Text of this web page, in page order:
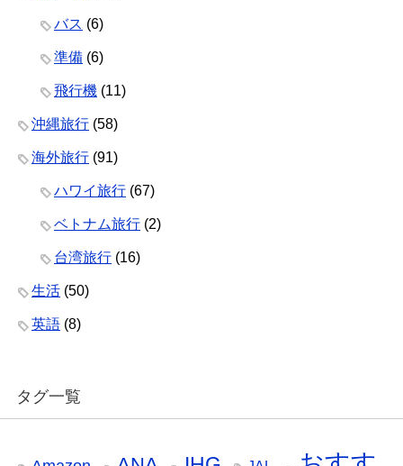
バス (6)
準備 (6)
飛行機 (11)
沖縄旅行 (58)
海外旅行 (91)
ハワイ旅行 (67)
ベトナム旅行 (2)
台湾旅行 (16)
生活 (50)
英語 (8)
タグ一覧